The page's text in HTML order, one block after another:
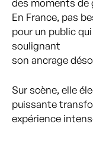
des moments de
En France, pas
pour un public
soulignant
son ancrage
Sur scène, elle
puissante
expérience